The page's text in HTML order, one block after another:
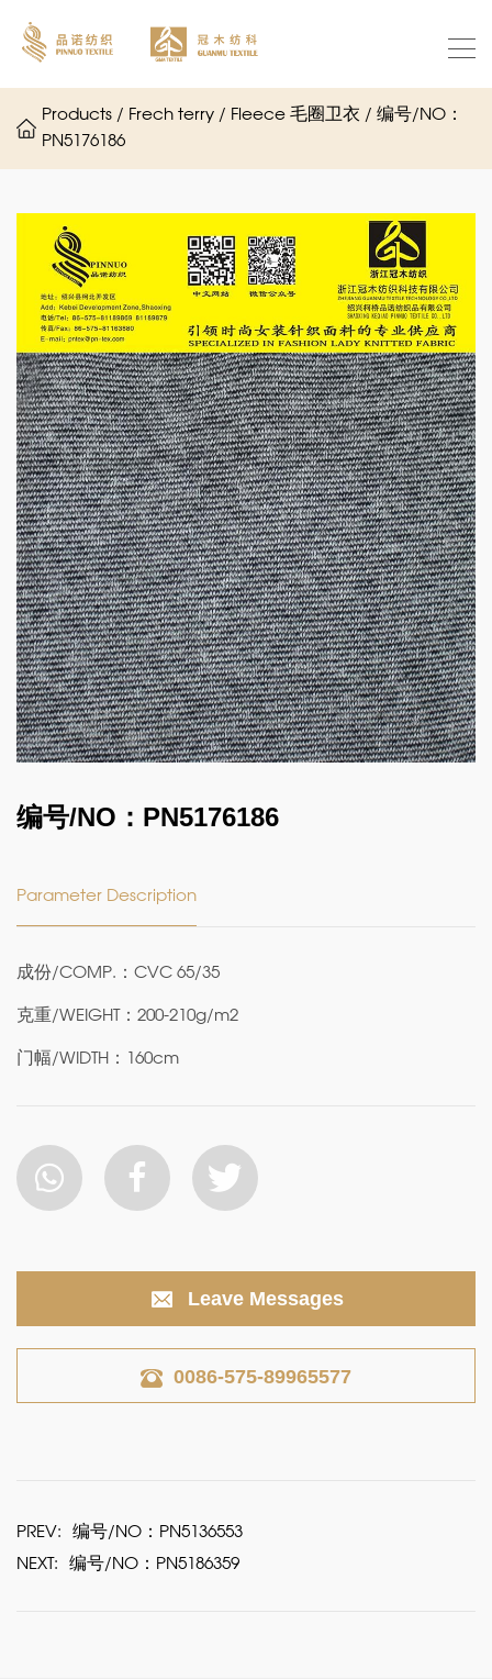
Products / Frech terry / Fleece 毛圈卫衣 / 编号/NO：
PN5176186
编号/NO：PN5176186
Parameter Description
成份/COMP.：CVC 65/35
克重/WEIGHT：200-210g/m2
门幅/WIDTH：160cm
Leave Messages
0086-575-89965577
PREV: 编号/NO：PN5136553
NEXT: 编号/NO：PN5186359